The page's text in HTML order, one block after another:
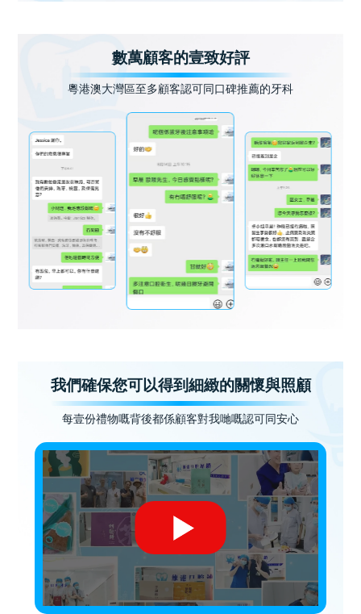
數萬顧客的壹致好評
粵港澳大灣區至多顧客認可同口碑推薦的牙科
我們確保您可以得到細緻的關懷與照顧
每壹份禮物嘅背後都係顧客對我哋嘅認可同安心